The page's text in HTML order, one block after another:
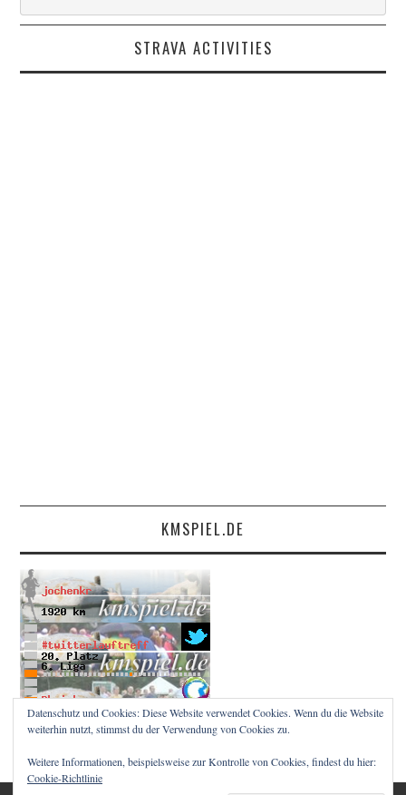
STRAVA ACTIVITIES
KMSPIEL.DE
Datenschutz und Cookies: Diese Website verwendet Cookies. Wenn du die Website
weiterhin nutzt, stimmst du der Verwendung von Cookies zu.
Weitere Informationen, beispielsweise zur Kontrolle von Cookies, findest du hier:
Cookie-Richtlinie